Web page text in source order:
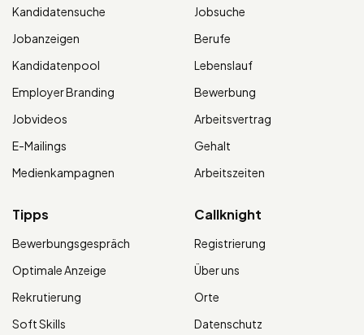
Kandidatensuche
Jobanzeigen
Kandidatenpool
Employer Branding
Jobvideos
E-Mailings
Medienkampagnen
Jobsuche
Berufe
Lebenslauf
Bewerbung
Arbeitsvertrag
Gehalt
Arbeitszeiten
Tipps
Bewerbungsgespräch
Optimale Anzeige
Rekrutierung
Soft Skills
Callknight
Registrierung
Über uns
Orte
Datenschutz